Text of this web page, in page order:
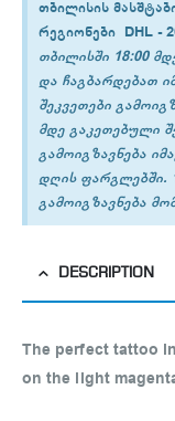
თბილისის
რეგიონები DHL -
თბილისში 18:00
და ჩაგბარდებათ
შეკვეთები
მდე გაკეთებული
გამოიგზავნება
დღის ფარგლებში.
გამოიგზავნება
DESCRIPTION
The perfect tattoo
on the light